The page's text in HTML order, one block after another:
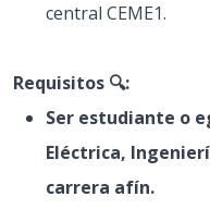
central CEME1.
Requisitos 🔍:
Ser estudiante o
Eléctrica,
carrera afín.